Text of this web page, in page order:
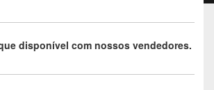
disponível com nossos vendedores.